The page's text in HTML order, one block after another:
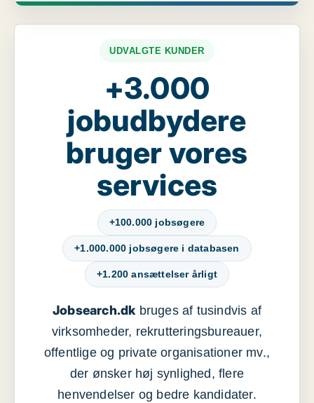
UDVALGTE KUNDER
+3.000
jobudbydere
bruger vores
services
+100.000 jobsøgere
+1.000.000 jobsøgere i databasen
+1.200 ansættelser årligt
Jobsearch.dkbruges af tusindvis af
virksomheder, rekrutteringsbureauer,
offentlige og private organisationer mv.,
der ønsker høj synlighed, flere
henvendelser og bedre kandidater.